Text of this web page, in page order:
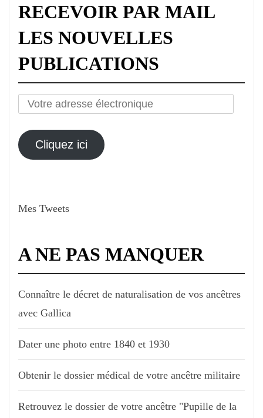
RECEVOIR PAR MAIL
LES NOUVELLES
PUBLICATIONS
Votre
électronique
Cliquez ici
Mes Tweets
A NE PAS MANQUER
Connaître le décret de naturalisation de vos ancêtres
avec Gallica
Dater une photo entre 1840 et 1930
Obtenir le dossier médical de votre ancêtre militaire
Retrouvez le dossier de votre ancêtre "Pupille de la